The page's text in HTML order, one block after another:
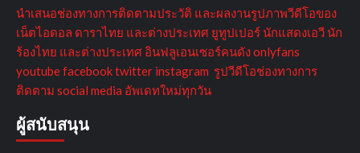
นำเสนอช่องทางการติดตามประวัติ และผลงานรูปภาพวีดีโอของ
เน็ตไอดอล ดาราไทย และต่างประเทศ ยูทูปเปอร์ นักแสดงเอวี นัก
ร้องไทย และต่างประเทศ อินฟลูเอนเซอร์คนดัง onlyfans
youtube facebook twitter instagram รูปวีดีโอช่องทางการ
ติดตาม social media อัพเดทใหม่ทุกวัน
ผู้สนับสนุน